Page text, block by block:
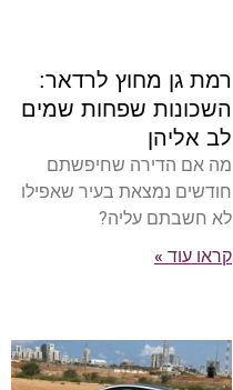
רמת גן מחוץ לרדאר:
השכונות שפחות שמים
לב אליהן
מה אם הדירה שחיפשתם
חודשים נמצאת בעיר שאפילו
לא חשבתם עליה?
קראו עוד »